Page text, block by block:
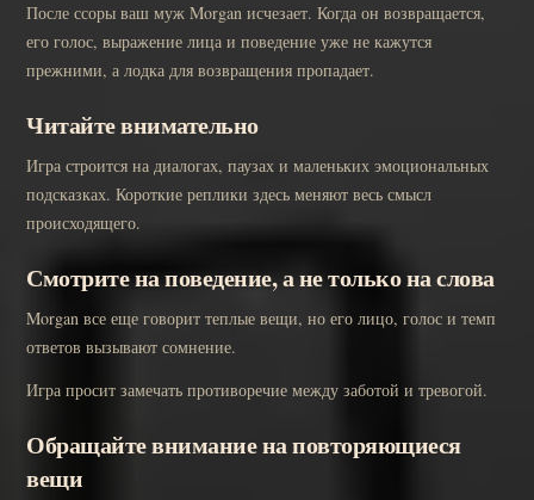
После ссоры ваш муж Morgan исчезает. Когда он возвращается,
его голос, выражение лица и поведение уже не кажутся
прежними, а лодка для возвращения пропадает.
Читайте внимательно
Игра строится на диалогах, паузах и маленьких эмоциональных
подсказках. Короткие реплики здесь меняют весь смысл
происходящего.
Смотрите на поведение, а не только на слова
Morgan все еще говорит теплые вещи, но его лицо, голос и темп
ответов вызывают сомнение.
Игра просит замечать противоречие между заботой и тревогой.
Обращайте внимание на повторяющиеся
вещи